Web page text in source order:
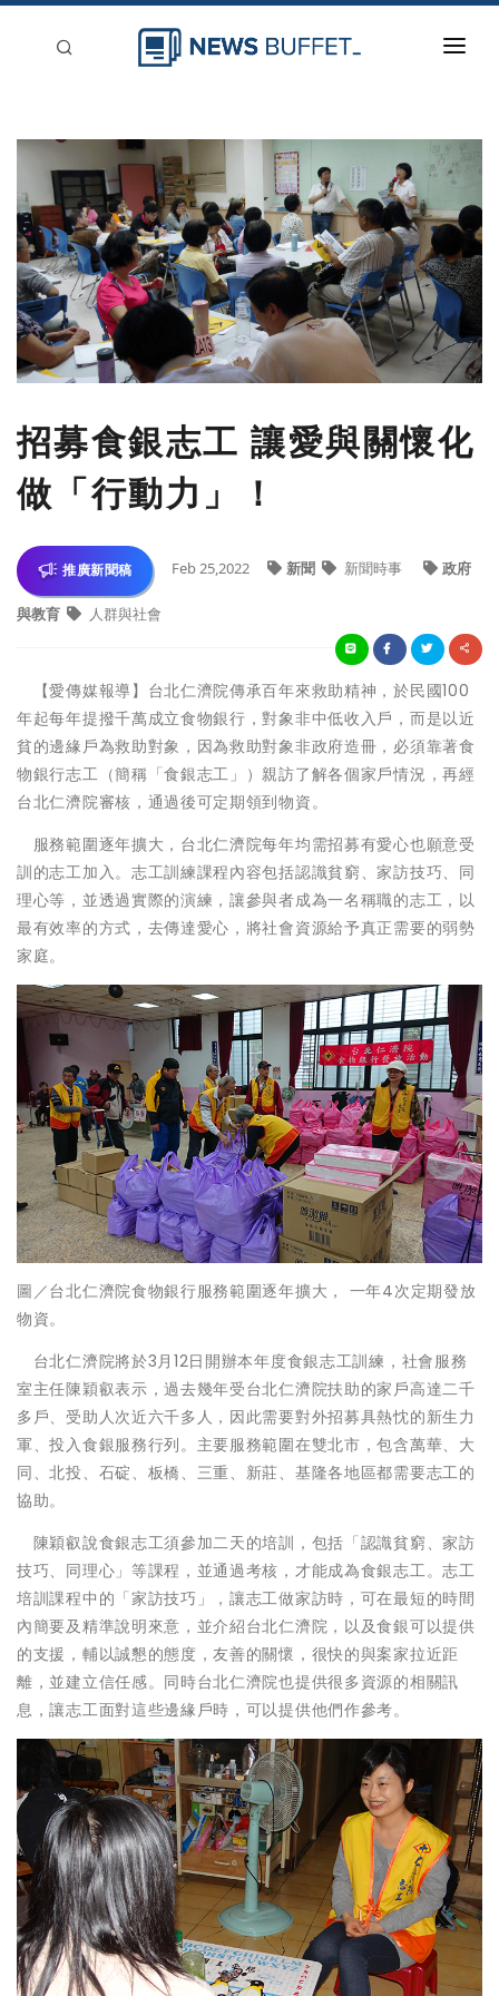
新聞稿分類
登入
刊登
招募食銀志工 讓愛與關懷化
做「行動力」！
推廣新聞稿 Feb 25,2022 新聞 新聞時事 政府
與教育 人群與社會
【愛傳媒報導】台北仁濟院傳承百年來救助精神，於民國100
年起每年提撥千萬成立食物銀行，對象非中低收入戶，而是以近
貧的邊緣戶為救助對象，因為救助對象非政府造冊，必須靠著食
物銀行志工（簡稱「食銀志工」）親訪了解各個家戶情況，再經
台北仁濟院審核，通過後可定期領到物資。
服務範圍逐年擴大，台北仁濟院每年均需招募有愛心也願意受
訓的志工加入。志工訓練課程內容包括認識貧窮、家訪技巧、同
理心等，並透過實際的演練，讓參與者成為一名稱職的志工，以
最有效率的方式，去傳達愛心，將社會資源給予真正需要的弱勢
家庭。
圖／台北仁濟院食物銀行服務範圍逐年擴大， 一年4次定期發放
物資。
台北仁濟院將於3月12日開辦本年度食銀志工訓練，社會服務
室主任陳穎叡表示，過去幾年受台北仁濟院扶助的家戶高達二千
多戶、受助人次近六千多人，因此需要對外招募具熱忱的新生力
軍、投入食銀服務行列。主要服務範圍在雙北市，包含萬華、大
同、北投、石碇、板橋、三重、新莊、基隆各地區都需要志工的
協助。
陳穎叡說食銀志工須參加二天的培訓，包括「認識貧窮、家訪
技巧、同理心」等課程，並通過考核，才能成為食銀志工。志工
培訓課程中的「家訪技巧」，讓志工做家訪時，可在最短的時間
內簡要及精準說明來意，並介紹台北仁濟院，以及食銀可以提供
的支援，輔以誠懇的態度，友善的關懷，很快的與案家拉近距
離，並建立信任感。同時台北仁濟院也提供很多資源的相關訊
息，讓志工面對這些邊緣戶時，可以提供他們作參考。